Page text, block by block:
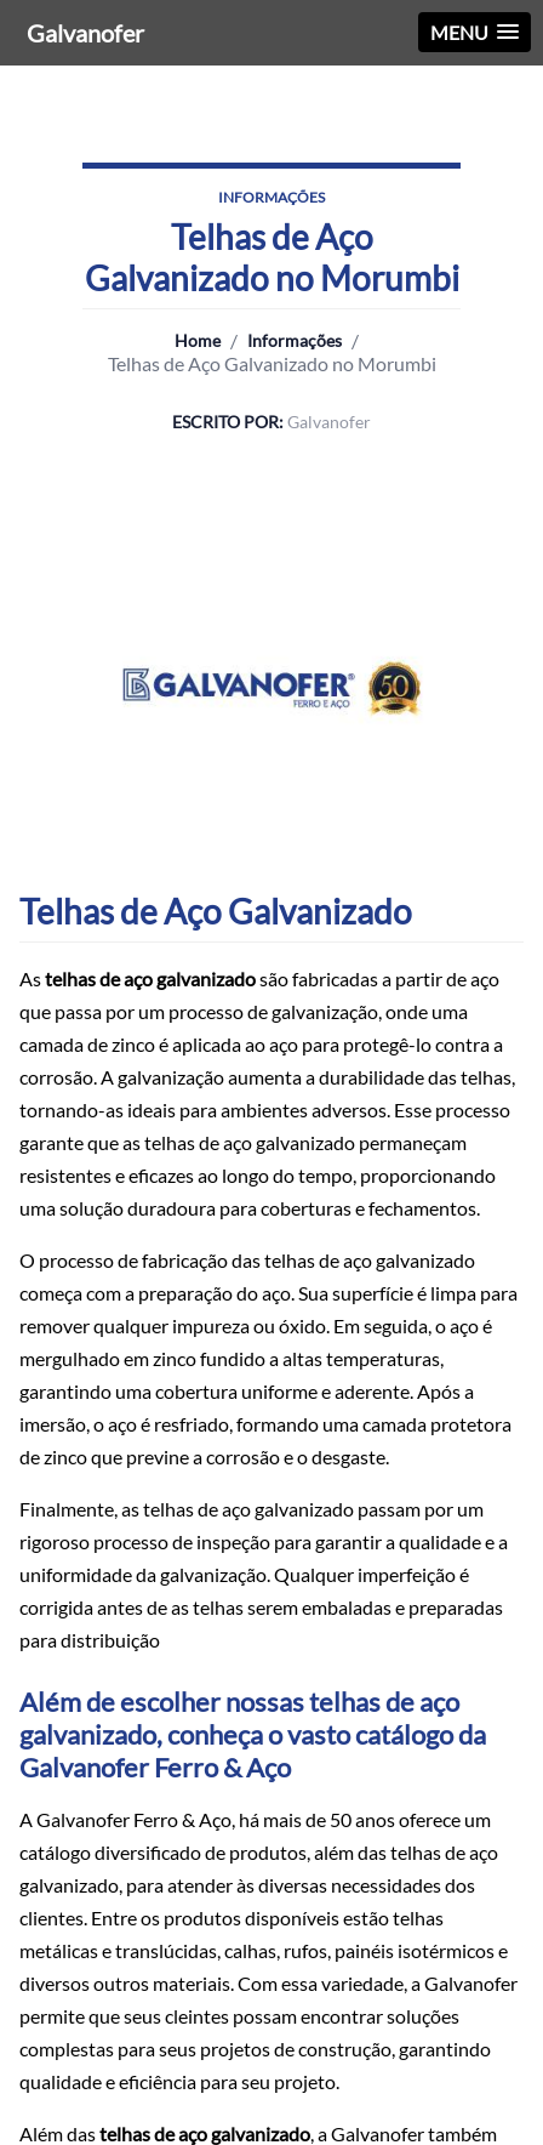
Galvanofer MENU
INFORMAÇÕES
Telhas de Aço
Galvanizado no Morumbi
Home / Informações /
Telhas de Aço Galvanizado no Morumbi
ESCRITO POR:Galvanofer
Telhas de Aço Galvanizado
Astelhas de aço galvanizadosão fabricadas a partir de aço
que passa por um processo de galvanização, onde uma
camada de zinco é aplicada ao aço para protegê-lo contra a
corrosão. A galvanização aumenta a durabilidade das telhas,
tornando-as ideais para ambientes adversos. Esse processo
garante que as telhas de aço galvanizado permaneçam
resistentes e eficazes ao longo do tempo, proporcionando
uma solução duradoura para coberturas e fechamentos.
O processo de fabricação das telhas de aço galvanizado
começa com a preparação do aço. Sua superfície é limpa para
remover qualquer impureza ou óxido. Em seguida, o aço é
mergulhado em zinco fundido a altas temperaturas,
garantindo uma cobertura uniforme e aderente. Após a
imersão, o aço é resfriado, formando uma camada protetora
de zinco que previne a corrosão e o desgaste.
Finalmente, as telhas de aço galvanizado passam por um
rigoroso processo de inspeção para garantir a qualidade e a
uniformidade da galvanização. Qualquer imperfeição é
corrigida antes de as telhas serem embaladas e preparadas
para distribuição
Além de escolher nossas telhas de aço
galvanizado, conheça o vasto catálogo da
Galvanofer Ferro & Aço
A Galvanofer Ferro & Aço, há mais de 50 anos oferece um
catálogo diversificado de produtos, além das telhas de aço
galvanizado, para atender às diversas necessidades dos
clientes. Entre os produtos disponíveis estão telhas
metálicas e translúcidas, calhas, rufos, painéis isotérmicos e
diversos outros materiais. Com essa variedade, a Galvanofer
permite que seus cleintes possam encontrar soluções
complestas para seus projetos de construção, garantindo
qualidade e eficiência para seu projeto.
Além dastelhas de aço galvanizado, a Galvanofer também